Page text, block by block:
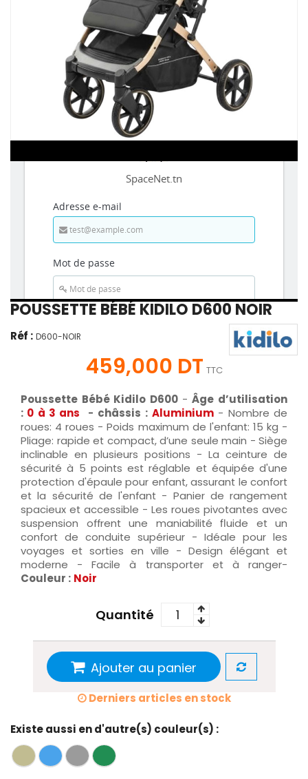
POUSSETTE BÉBÉ KIDILO D600 NOIR
Réf : D600-NOIR
459,000 DT TTC
Poussette Bébé Kidilo D600 -Âge d’utilisation
: 0 à 3 ans - châssis : Aluminium - Nombre de
roues: 4 roues - Poids maximum de l'enfant: 15 kg -
Pliage: rapide et compact, d’une seule main - Siège
inclinable en plusieurs positions - La ceinture de
sécurité à 5 points est réglable et équipée d'une
protection d'épaule pour enfant, assurant le confort
et la sécurité de l'enfant - Panier de rangement
spacieux et accessible - Les roues pivotantes avec
suspension offrent une maniabilité fluide et un
confort de conduite supérieur - Idéale pour les
voyages et sorties en ville - Design élégant et
moderne - Facile à transporter et à ranger-
Couleur : Noir
Quantité
Ajouter au panier
Derniers articles en stock
Existe aussi en d'autre(s) couleur(s) :